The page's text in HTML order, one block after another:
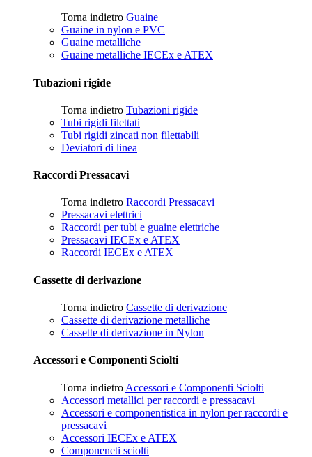
Torna indietro Guaine
Guaine in nylon e PVC
Guaine metalliche
Guaine metalliche IECEx e ATEX
Tubazioni rigide
Torna indietro Tubazioni rigide
Tubi rigidi filettati
Tubi rigidi zincati non filettabili
Deviatori di linea
Raccordi Pressacavi
Torna indietro Raccordi Pressacavi
Pressacavi elettrici
Raccordi per tubi e guaine elettriche
Pressacavi IECEx e ATEX
Raccordi IECEx e ATEX
Cassette di derivazione
Torna indietro Cassette di derivazione
Cassette di derivazione metalliche
Cassette di derivazione in Nylon
Accessori e Componenti Sciolti
Torna indietro Accessori e Componenti Sciolti
Accessori metallici per raccordi e pressacavi
Accessori e componentistica in nylon per raccordi e
pressacavi
Accessori IECEx e ATEX
Componeneti sciolti